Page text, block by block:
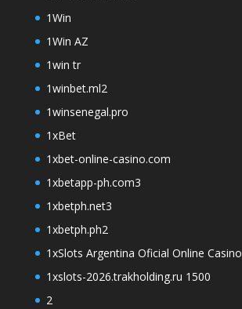
1Win
1Win AZ
1win tr
1winbet.ml2
1winsenegal.pro
1xBet
1xbet-online-casino.com
1xbetapp-ph.com3
1xbetph.net3
1xbetph.ph2
1xSlots Argentina Oficial Online Casino
1xslots-2026.trakholding.ru 1500
2